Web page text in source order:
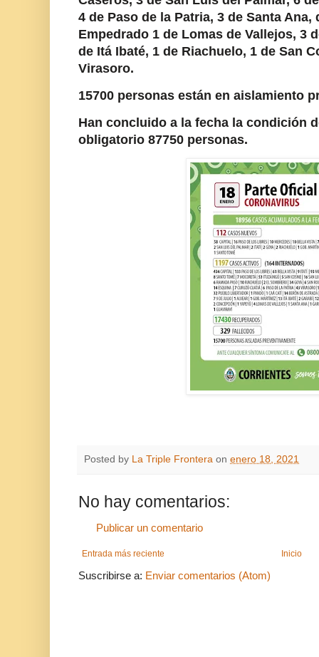
4 de Paso de la Patria, 3 de Santa Ana,
Empedrado 1 de Lomas de Vallejos, 3
de Itá Ibaté, 1 de Riachuelo, 1 de San
Virasoro.
15700 personas están en aislamiento
Han concluido a la fecha la condición
obligatorio 87750 personas.
Posted by La Triple Frontera on enero 18, 2021
No hay comentarios:
Publicar un comentario
Entrada más reciente Inicio
Suscribirse a: Enviar comentarios (Atom)